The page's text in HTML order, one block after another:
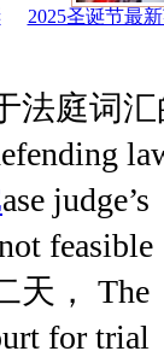
2025圣诞节最
庭词汇
ase judge’s
天， The
trial（